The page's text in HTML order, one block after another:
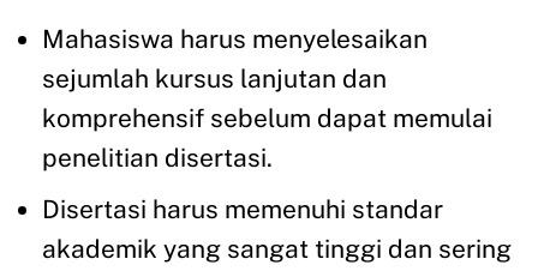
Mahasiswa harus menyelesaikan
sejumlah kursus lanjutan dan
komprehensif sebelum dapat memulai
penelitian disertasi.
Disertasi harus memenuhi standar
akademik yang sangat tinggi dan sering